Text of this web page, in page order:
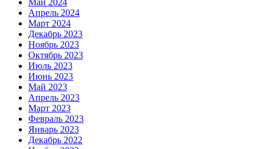
Май 2024
Апрель 2024
Март 2024
Декабрь 2023
Ноябрь 2023
Октябрь 2023
Июль 2023
Июнь 2023
Май 2023
Апрель 2023
Март 2023
Февраль 2023
Январь 2023
Декабрь 2022